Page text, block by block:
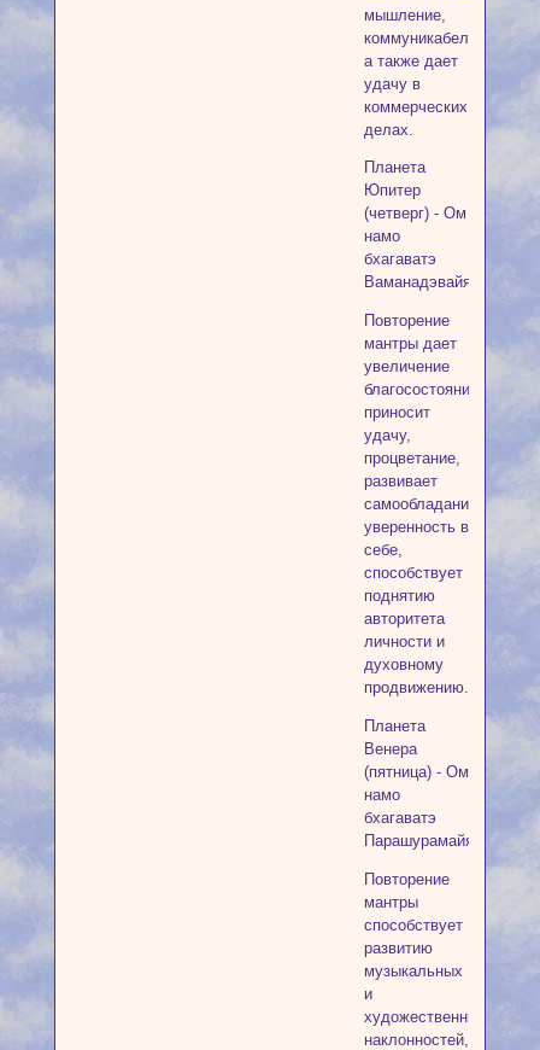
мышление,
коммуникабельность,
а также дает
удачу в
коммерческих
делах.
Планета
Юпитер
(четверг) - Ом
намо
бхагаватэ
Ваманадэвайя
Повторение
мантры дает
увеличение
благосостояния,
приносит
удачу,
процветание,
развивает
самообладание,
уверенность в
себе,
способствует
поднятию
авторитета
личности и
духовному
продвижению.
Планета
Венера
(пятница) - Ом
намо
бхагаватэ
Парашурамайя
Повторение
мантры
способствует
развитию
музыкальных
и
художественных
наклонностей,